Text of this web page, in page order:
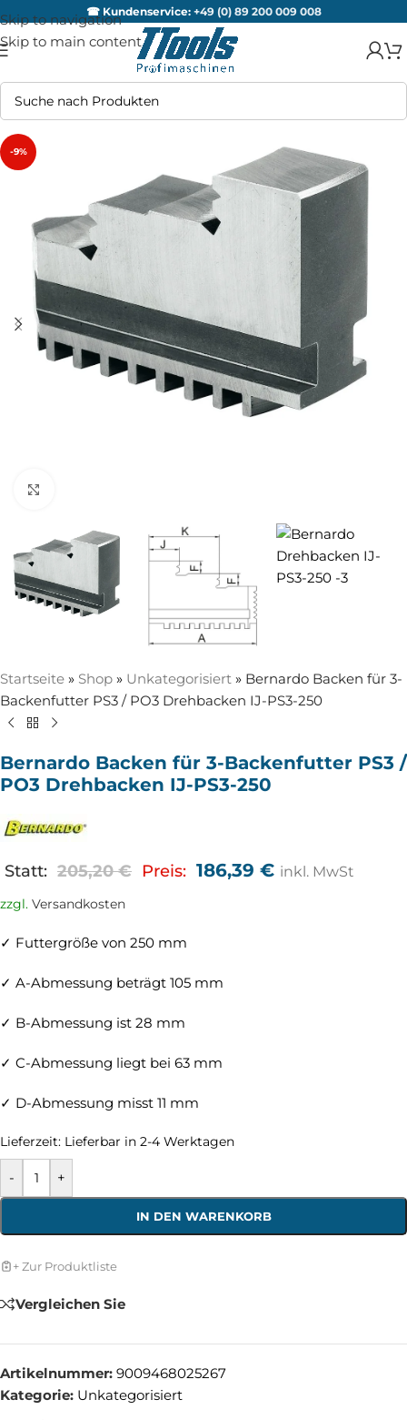
Skip to navigation
Skip to main content
☎ Kundenservice: +49 (0) 89 200 009 008
-9%
Startseite » Shop » Unkategorisiert » Bernardo Backen für 3-
Backenfutter PS3 / PO3 Drehbacken IJ-PS3-250
Bernardo Backen für 3-Backenfutter PS3 /
PO3 Drehbacken IJ-PS3-250
Statt: 205,20€ Preis: 186,39 € inkl. MwSt
zzgl. Versandkosten
✓ Futtergröße von 250 mm
✓ A-Abmessung beträgt 105 mm
✓ B-Abmessung ist 28 mm
✓ C-Abmessung liegt bei 63 mm
✓ D-Abmessung misst 11 mm
Lieferzeit: Lieferbar in 2-4 Werktagen
- +
IN DEN WARENKORB
+ Zur Produktliste
Vergleichen Sie
Artikelnummer: 9009468025267
Kategorie: Unkategorisiert